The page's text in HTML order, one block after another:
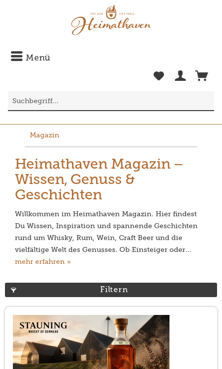
Menü
Magazin
Heimathaven Magazin –
Wissen, Genuss &
Geschichten
Willkommen im Heimathaven Magazin. Hier findest
Du Wissen, Inspiration und spannende Geschichten
rund um Whisky, Rum, Wein, Craft Beer und die
vielfältige Welt des Genusses. Ob Einsteiger oder...
mehr erfahren »
Filtern